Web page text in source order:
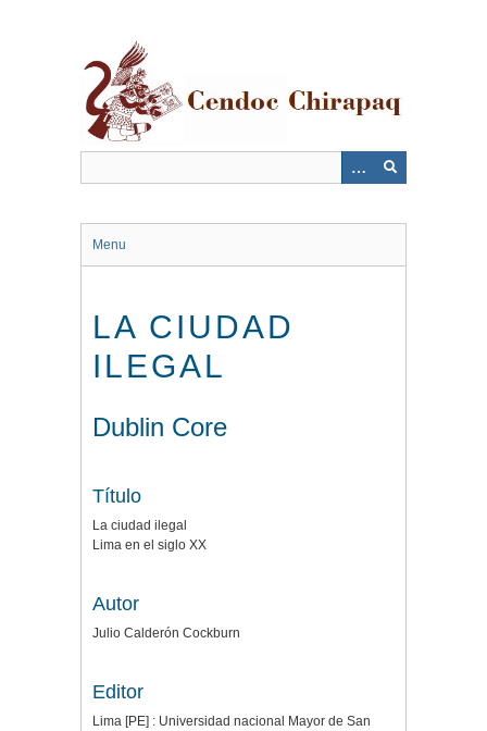
Menu
LA CIUDAD
ILEGAL
Dublin Core
Título
La ciudad ilegal
Lima en el siglo XX
Autor
Julio Calderón Cockburn
Editor
Lima [PE] : Universidad nacional Mayor de San